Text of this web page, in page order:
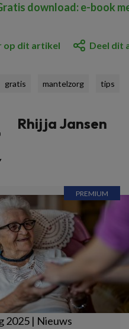
download: e-book
op dit artikel Deel dit
gratis mantelzorg tips
Rhijja Jansen
2025 | Nieuws